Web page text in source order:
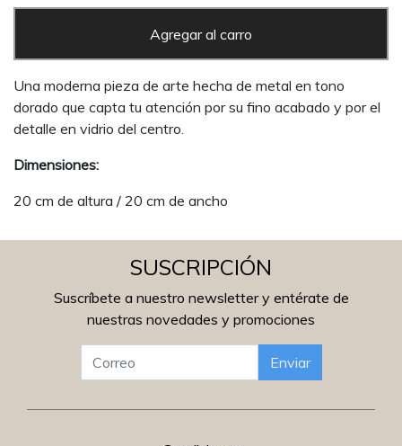
Agregar al carro
Una moderna pieza de arte hecha de metal en tono
dorado que capta tu atención por su fino acabado y por el
detalle en vidrio del centro.
Dimensiones:
20 cm de altura / 20 cm de ancho
SUSCRIPCIÓN
Suscríbete a nuestro newsletter y entérate de
nuestras novedades y promociones
Enviar